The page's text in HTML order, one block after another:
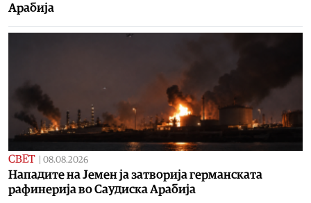
Арабија
СВЕТ 08.08.2026
Нападите на Јемен ја затворија германската
рафинерија во Саудиска Арабија